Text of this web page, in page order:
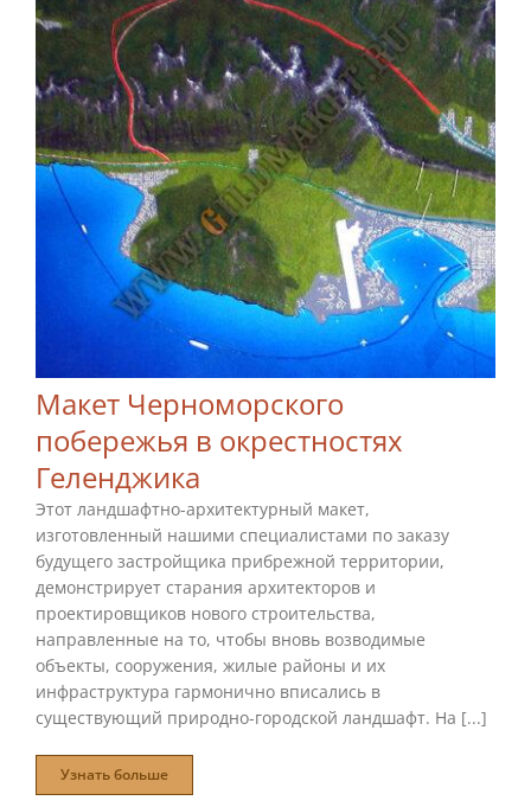
Макет Черноморского побережья в
Макет Черноморского
побережья в окрестностях
Геленджика
Этот ландшафтно-архитектурный макет,
изготовленный нашими специалистами по заказу
будущего застройщика прибрежной территории,
демонстрирует старания архитекторов и
проектировщиков нового строительства,
направленные на то, чтобы вновь возводимые
объекты, сооружения, жилые районы и их
инфраструктура гармонично вписались в
существующий природно-городской ландшафт. На [...]
Узнать больше